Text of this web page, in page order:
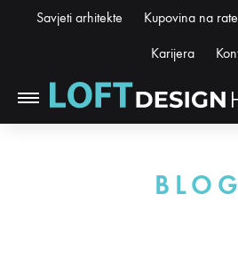
Savjeti arhitekte Kupovina na rate
Karijera
BLOG